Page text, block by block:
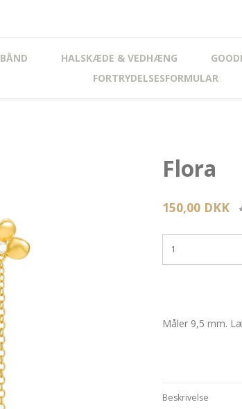
HALSKÆDE & VEDHÆNG
FORTRYDELSESFORMULAR
Flora
150,00 DKK
Måler 9,5 mm.
Beskrivelse